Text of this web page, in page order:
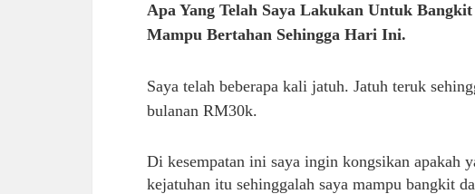
Apa Yang Telah Saya Lakukan Untuk
Mampu Bertahan Sehingga Hari Ini.
Saya telah beberapa kali jatuh. Jatuh teruk
bulanan RM30k.
Di kesempatan ini saya ingin kongsikan apakah
kejatuhan itu sehinggalah saya mampu bangkit